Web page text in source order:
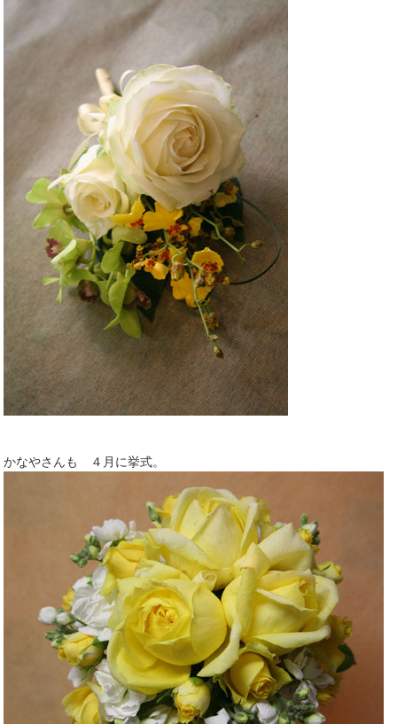
かなやさんも ４月に挙式。